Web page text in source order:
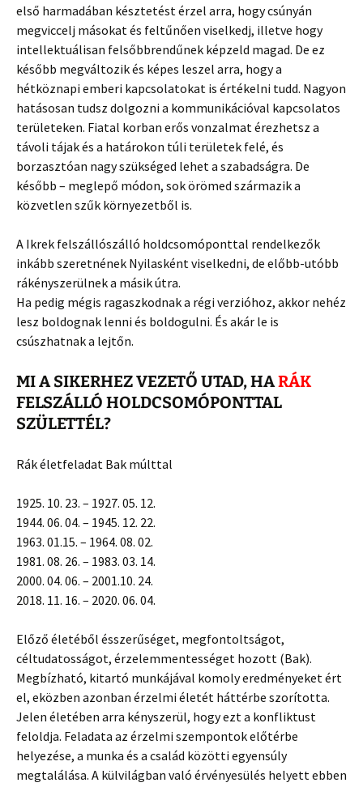
első harmadában késztetést érzel arra, hogy csúnyán
megviccelj másokat és feltűnően viselkedj, illetve hogy
intellektuálisan felsőbbrendűnek képzeld magad. De ez
később megváltozik és képes leszel arra, hogy a
hétköznapi emberi kapcsolatokat is értékelni tudd. Nagyon
hatásosan tudsz dolgozni a kommunikációval kapcsolatos
területeken. Fiatal korban erős vonzalmat érezhetsz a
távoli tájak és a határokon túli területek felé, és
borzasztóan nagy szükséged lehet a szabadságra. De
később – meglepő módon, sok örömed származik a
közvetlen szűk környezetből is.
A Ikrek felszállószálló holdcsomóponttal rendelkezők
inkább szeretnének Nyilasként viselkedni, de előbb-utóbb
rákényszerülnek a másik útra.
Ha pedig mégis ragaszkodnak a régi verzióhoz, akkor nehéz
lesz boldognak lenni és boldogulni. És akár le is
csúszhatnak a lejtőn.
MI A SIKERHEZ VEZETŐ UTAD, HARÁK
FELSZÁLLÓ HOLDCSOMÓPONTTAL
SZÜLETTÉL?
Rák életfeladat Bak múlttal
1925. 10. 23. – 1927. 05. 12.
1944. 06. 04. – 1945. 12. 22.
1963. 01.15. – 1964. 08. 02.
1981. 08. 26. – 1983. 03. 14.
2000. 04. 06. – 2001.10. 24.
2018. 11. 16. – 2020. 06. 04.
Előző életéből ésszerűséget, megfontoltságot,
céltudatosságot, érzelemmentességet hozott (Bak).
Megbízható, kitartó munkájával komoly eredményeket ért
el, eközben azonban érzelmi életét háttérbe szorította.
Jelen életében arra kényszerül, hogy ezt a konfliktust
feloldja. Feladata az érzelmi szempontok előtérbe
helyezése, a munka és a család közötti egyensúly
megtalálása. A külvilágban való érvényesülés helyett ebben